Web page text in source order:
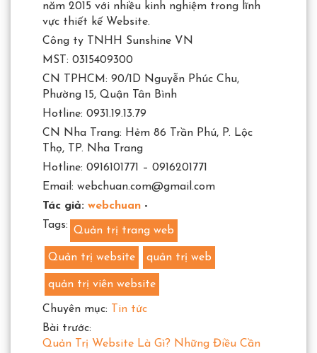
năm 2015 với nhiều kinh nghiệm trong lĩnh
vực thiết kế Website.
Công ty TNHH Sunshine VN
MST: 0315409300
CN TPHCM: 90/1D Nguyễn Phúc Chu,
Phường 15, Quận Tân Bình
Hotline: 0931.19.13.79
CN Nha Trang: Hẻm 86 Trần Phú, P. Lộc
Thọ, TP. Nha Trang
Hotline: 0916101771 – 0916201771
Email: webchuan.com@gmail.com
Tác giả: webchuan -
Tags: Quản trị trang web
Quản trị website quản trị web
quản trị viên website
Chuyên mục:
Tin tức
Bài trước:
Quản Trị Website Là Gì? Những Điều Cần